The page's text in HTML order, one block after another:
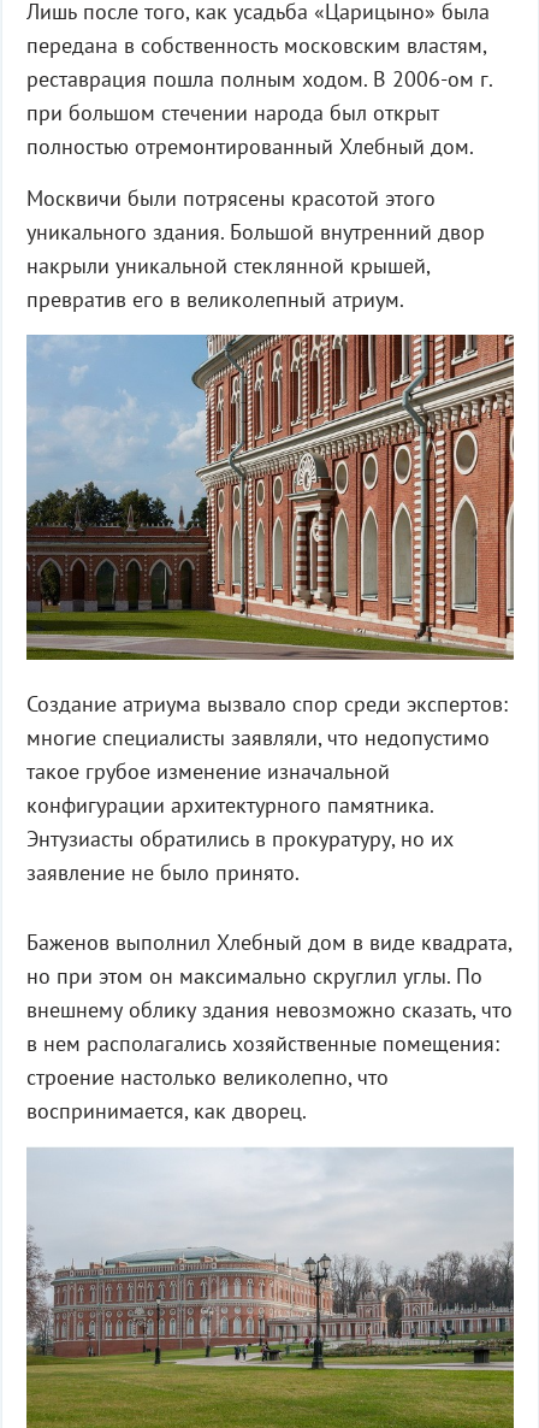
Лишь после того, как усадьба «Царицыно» была
передана в собственность московским властям,
реставрация пошла полным ходом. В 2006-ом г.
при большом стечении народа был открыт
полностью отремонтированный Хлебный дом.
Москвичи были потрясены красотой этого
уникального здания. Большой внутренний двор
накрыли уникальной стеклянной крышей,
превратив его в великолепный атриум.
Создание атриума вызвало спор среди экспертов:
многие специалисты заявляли, что недопустимо
такое грубое изменение изначальной
конфигурации архитектурного памятника.
Энтузиасты обратились в прокуратуру, но их
заявление не было принято.
Баженов выполнил Хлебный дом в виде квадрата,
но при этом он максимально скруглил углы. По
внешнему облику здания невозможно сказать, что
в нем располагались хозяйственные помещения:
строение настолько великолепно, что
воспринимается, как дворец.